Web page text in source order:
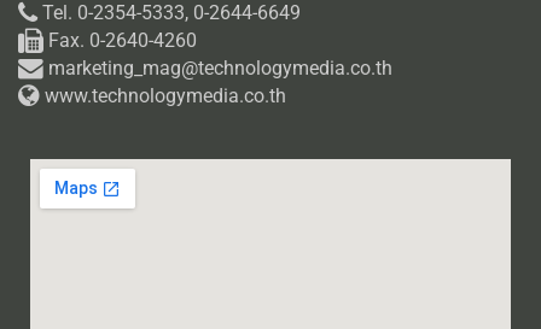
Tel. 0-2354-5333, 0-2644-6649
Fax. 0-2640-4260
marketing_mag@technologymedia.co.th
www.technologymedia.co.th